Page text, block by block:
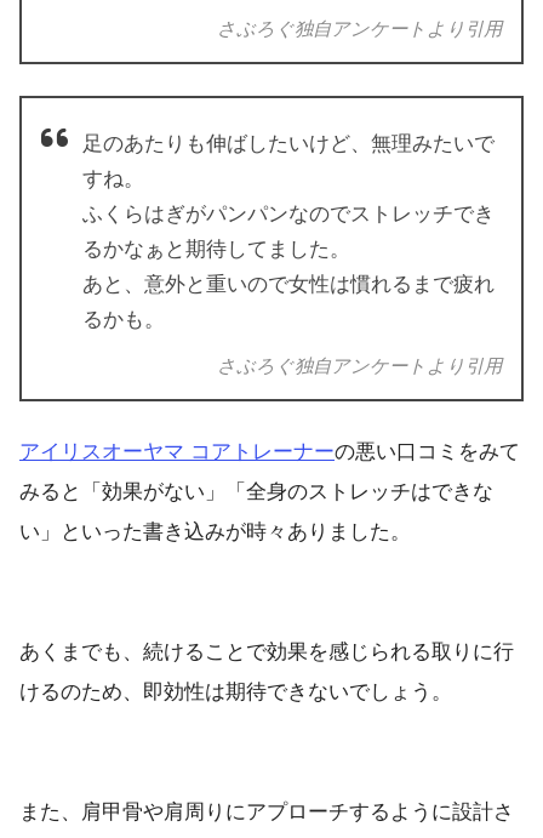
さぶろぐ独自アンケートより引用
足のあたりも伸ばしたいけど、無理みたいで
すね。
ふくらはぎがパンパンなのでストレッチでき
るかなぁと期待してました。
あと、意外と重いので女性は慣れるまで疲れ
るかも。
さぶろぐ独自アンケートより引用
アイリスオーヤマ コアトレーナーの悪い口コミをみて
みると「効果がない」「全身のストレッチはできな
い」といった書き込みが時々ありました。
あくまでも、続けることで効果を感じられる取りに行
けるのため、即効性は期待できないでしょう。
また、肩甲骨や肩周りにアプローチするように設計さ